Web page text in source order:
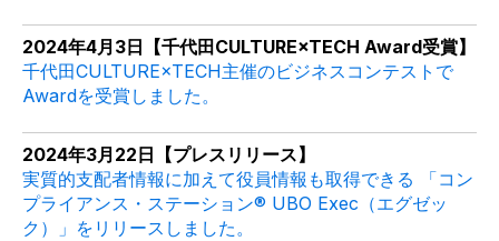
2024年4月3日【千代田CULTURE×TECH Award受賞】
千代田CULTURE×TECH主催のビジネスコンテストで
Awardを受賞しました。
2024年3月22日【プレスリリース】
実質的支配者情報に加えて役員情報も取得できる 「コン
プライアンス・ステーション®️ UBO Exec（エグゼッ
ク）」をリリースしました。